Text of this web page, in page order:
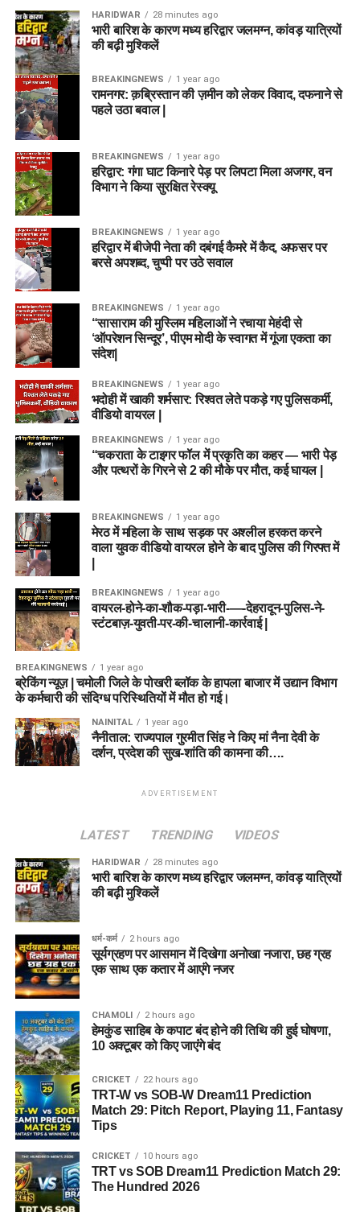
HARIDWAR 28 minutes ago
भारी बारिश के कारण मध्य हरिद्वार जलमग्न, कांवड़ यात्रियों
की बढ़ी मुश्किलें
BREAKINGNEWS 1 year ago
रामनगर: क़ब्रिस्तान की ज़मीन को लेकर विवाद, दफनाने से
पहले उठा बवाल |
BREAKINGNEWS 1 year ago
हरिद्वार: गंगा घाट किनारे पेड़ पर लिपटा मिला अजगर, वन
विभाग ने किया सुरक्षित रेस्क्यू
BREAKINGNEWS 1 year ago
हरिद्वार में बीजेपी नेता की दबंगई कैमरे में कैद, अफसर पर
बरसे अपशब्द, चुप्पी पर उठे सवाल
BREAKINGNEWS 1 year ago
“सासाराम की मुस्लिम महिलाओं ने रचाया मेहंदी से
‘ऑपरेशन सिन्दूर’, पीएम मोदी के स्वागत में गूंजा एकता का
संदेश|
BREAKINGNEWS 1 year ago
भदोही में खाकी शर्मसार: रिश्वत लेते पकड़े गए पुलिसकर्मी,
वीडियो वायरल |
BREAKINGNEWS 1 year ago
“चकराता के टाइगर फॉल में प्रकृति का कहर — भारी पेड़
और पत्थरों के गिरने से 2 की मौके पर मौत, कई घायल |
BREAKINGNEWS 1 year ago
मेरठ में महिला के साथ सड़क पर अश्लील हरकत करने
वाला युवक वीडियो वायरल होने के बाद पुलिस की गिरफ्त में
BREAKINGNEWS 1 year ago
वायरल-होने-का-शौक-पड़ा-भारी-—-देहरादून-पुलिस-ने-
स्टंटबाज़-युवती-पर-की-चालानी-कार्रवाई |
BREAKINGNEWS 1 year ago
ब्रेकिंग न्यूज़ | चमोली जिले के पोखरी ब्लॉक के हापला बाजार में उद्यान विभाग
के कर्मचारी की संदिग्ध परिस्थितियों में मौत हो गई।
NAINITAL 1 year ago
नैनीताल: राज्यपाल गुरमीत सिंह ने किए मां नैना देवी के
दर्शन, प्रदेश की सुख-शांति की कामना की….
ADVERTISEMENT
LATEST TRENDING VIDEOS
HARIDWAR 28 minutes ago
भारी बारिश के कारण मध्य हरिद्वार जलमग्न, कांवड़ यात्रियों
की बढ़ी मुश्किलें
धर्म-कर्म 2 hours ago
सूर्यग्रहण पर आसमान में दिखेगा अनोखा नजारा, छह ग्रह
एक साथ एक कतार में आएंगे नजर
CHAMOLI 2 hours ago
हेमकुंड साहिब के कपाट बंद होने की तिथि की हुई घोषणा,
10 अक्टूबर को किए जाएंंगे बंद
CRICKET 22 hours ago
TRT-W vs SOB-W Dream11 Prediction
Match 29: Pitch Report, Playing 11, Fantasy
Tips
CRICKET 10 hours ago
TRT vs SOB Dream11 Prediction Match 29:
The Hundred 2026